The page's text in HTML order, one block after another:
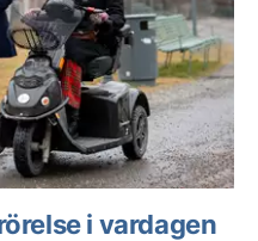
i vardagen